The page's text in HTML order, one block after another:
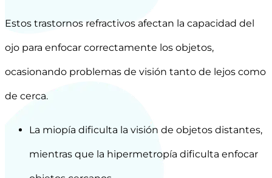
Estos trastornos refractivos afectan la capacidad del
ojo para enfocar correctamente los objetos,
ocasionando problemas de visión tanto de lejos como
de cerca.
La miopía dificulta la visión de objetos distantes,
mientras que la hipermetropía dificulta enfocar